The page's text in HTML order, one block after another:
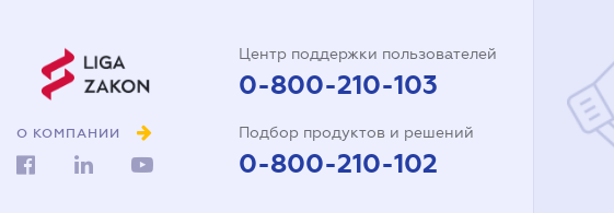
О КОМПАНИИ
Центр поддержки пользователей
0-800-210-103
Подбор продуктов и решений
0-800-210-102